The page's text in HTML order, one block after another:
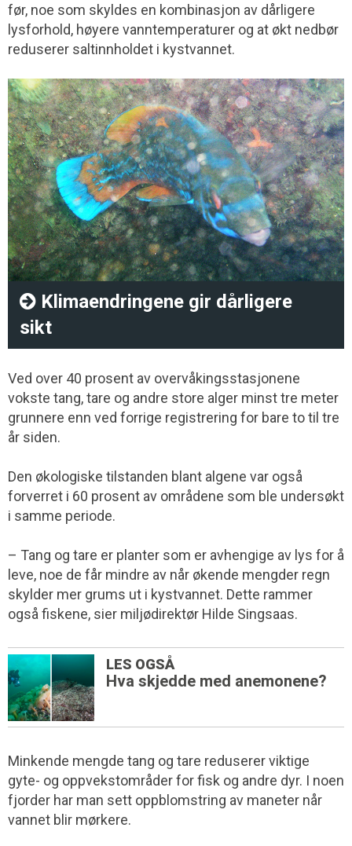
før, noe som skyldes en kombinasjon av dårligere
lysforhold, høyere vanntemperaturer og at økt nedbør
reduserer saltinnholdet i kystvannet.
Klimaendringene gir dårligere
sikt
Ved over 40 prosent av overvåkingsstasjonene
vokste tang, tare og andre store alger minst tre meter
grunnere enn ved forrige registrering for bare to til tre
år siden.
Den økologiske tilstanden blant algene var også
forverret i 60 prosent av områdene som ble undersøkt
i samme periode.
– Tang og tare er planter som er avhengige av lys for å
leve, noe de får mindre av når økende mengder regn
skylder mer grums ut i kystvannet. Dette rammer
også fiskene, sier miljødirektør Hilde Singsaas.
LES OGSÅ
Hva skjedde med anemonene?
Minkende mengde tang og tare reduserer viktige
gyte- og oppvekstområder for fisk og andre dyr. I noen
fjorder har man sett oppblomstring av maneter når
vannet blir mørkere.